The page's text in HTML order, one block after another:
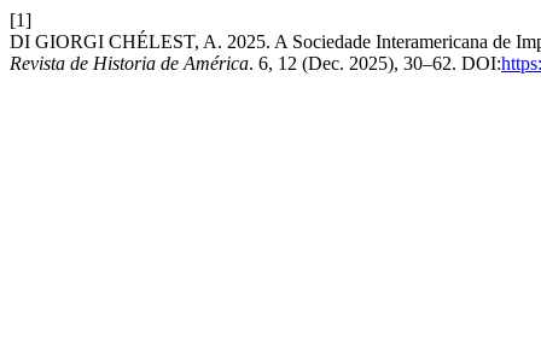
[1]
DI GIORGI CHÉLEST, A. 2025. A Sociedade Interamericana de
Revista de Historia de América. 6, 12 (Dec. 2025), 30–62. DOI: